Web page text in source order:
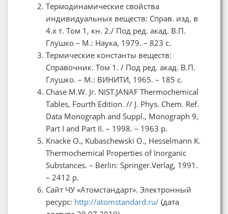
Термодинамические свойства
индивидуальных веществ: Справ. изд. в
4.х т. Том 1, кн. 2./ Под ред. акад. В.П.
Глушко – М.: Наука, 1979. – 823 с.
Термические константы веществ:
Справочник. Том 1. / Под ред. акад. В.П.
Глушко. – М.: ВИНИТИ, 1965. – 185 с.
Chase M.W. Jr. NIST.JANAF Thermochemical
Tables, Fourth Edition. // J. Phys. Chem. Ref.
Data Monograph and Suppl., Monograph 9,
Part I and Part II. – 1998. – 1963 p.
Knacke O., Kubaschewski O., Hesselmann K.
Thermochemical Properties of Inorganic
Substances. – Berlin: Springer.Verlag, 1991.
– 2412 p.
Сайт ЧУ «Атомстандарт». Электронный
ресурс: http://atomstandard.ru/ (дата